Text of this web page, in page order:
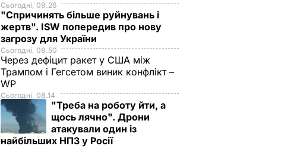
Сьогодні, 09.26
"Спричинять більше руйнувань і
жертв". ISW попередив про нову
загрозу для України
Сьогодні, 08.50
Через дефіцит ракет у США між
Трампом і Гегсетом виник конфлікт –
WP
Сьогодні, 08.14
"Треба на роботу йти, а
щось лячно". Дрони
атакували один із
найбільших НПЗ у Росії